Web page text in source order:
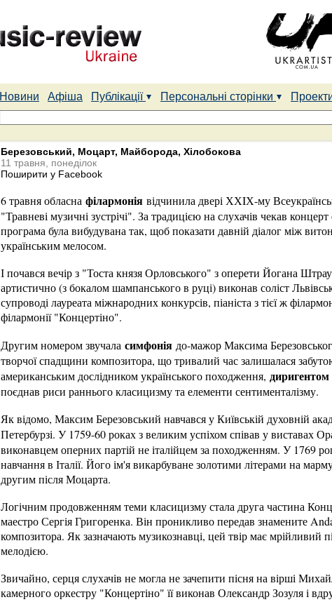
Новини Афіша Публікації Персональні сторінки
Березовський, Моцарт, Майборода, Хілобокова
11 травня, понеділок
Поширити у Facebook
6 травня обласна філармонія відчинила двері ХХIХ-му
"Травневі музичні зустрічі". За традицією на слухачів чекав
програма була вибудувана так, щоб показати давній діалог між
українським мелосом.
І почався вечір з "Тоста князя Орловського" з оперети Йогана
артистично (з бокалом шампанського в руці) виконав соліст
супроводі лауреата міжнародних конкурсів, піаніста з тієї ж
філармонії "Концертіно".
Другим номером звучала симфонія до-мажор Максима
творчої спадщини композитора, що тривалий час залишалася
американським дослідником українського походження, диригентом
поєднав риси раннього класицизму та елементи сентименталізму.
Як відомо, Максим Березовський навчався у Київській духовній
Петербурзі. У 1759-60 роках з великим успіхом співав у виставах
виконавцем оперних партій не італійцем за походженням. У 1769
навчання в Італії. Його ім'я викарбуване золотими літерами на
другим після Моцарта.
Логічним продовженням теми класицизму стала друга частина
маестро Сергія Григоренка. Він проникливо передав знамените
композитора. Як зазначають музикознавці, цей твір має мрійливий
мелодією.
Звичайно, серця слухачів не могла не зачепити пісня на вірші
камерного оркестру "Концертіно" її виконав Олександр Зозуля і